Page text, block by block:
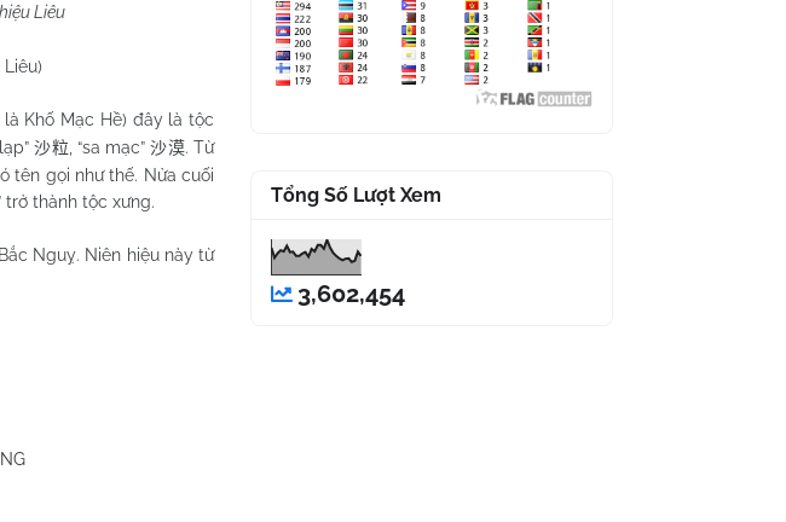
Liêu
Khố Mạc Hề) đây là tộc
沙粒 , “sa mạc”沙漠. Từ
tên gọi như thế. Nửa cuối
trở thành tộc xưng.
Nguỵ. Niên hiệu này từ
Tổng Số Lượt Xem
3,602,454